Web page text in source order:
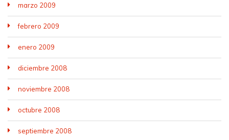
marzo 2009
febrero 2009
enero 2009
diciembre 2008
noviembre 2008
octubre 2008
septiembre 2008